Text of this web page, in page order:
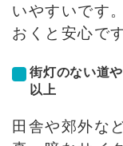
いやすいです
おくと安心です
街灯のない道
以上
田舎や郊外な